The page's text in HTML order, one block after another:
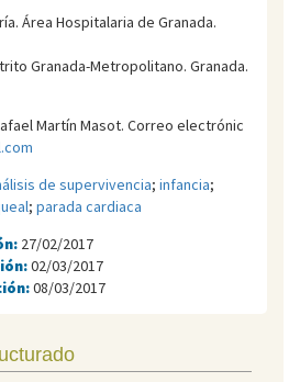
Área Hospitalaria de Granada.
Granada-Metropolitano. Granada.
Martín Masot. Correo electrónic
de supervivencia; infancia;
; parada cardiaca
27/02/2017
02/03/2017
08/03/2017